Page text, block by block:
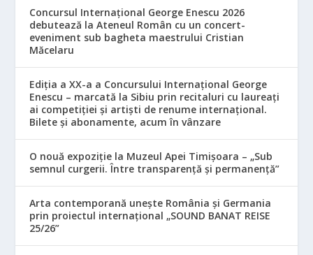
Concursul Internațional George Enescu 2026
debutează la Ateneul Român cu un concert-
eveniment sub bagheta maestrului Cristian
Măcelaru
Ediția a XX-a a Concursului Internațional George
Enescu – marcată la Sibiu prin recitaluri cu laureați
ai competiției și artiști de renume internațional.
Bilete și abonamente, acum în vânzare
O nouă expoziție la Muzeul Apei Timișoara – „Sub
semnul curgerii. Între transparență și permanență”
Arta contemporană unește România și Germania
prin proiectul internațional „SOUND BANAT REISE
25/26”